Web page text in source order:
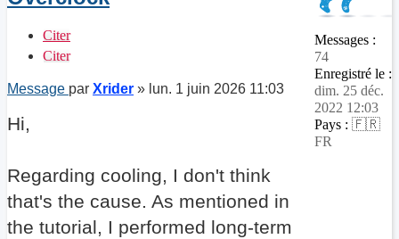
Citer
Citer
Message par Xrider » lun. 1 juin 2026 11:03
Hi,
Regarding cooling, I don't think
that's the cause. As mentioned in
the tutorial, I performed long-term
Messages :
74
Enregistré le :
dim. 25 déc.
2022 12:03
Pays : 🇫🇷
FR